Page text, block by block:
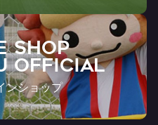
SHOP
OFFICIAL
ンショップ